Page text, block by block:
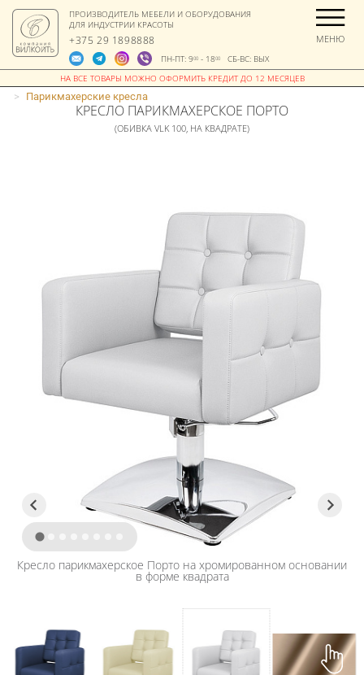
ПРОИЗВОДИТЕЛЬ МЕБЕЛИ И ОБОРУДОВАНИЯ
ДЛЯ ИНДУСТРИИ КРАСОТЫ
+375 29 1898888
ПН-ПТ: 900- 1800СБ-ВС: ВЫХ
МЕНЮ
> Парикмахерские кресла
КРЕСЛО ПАРИКМАХЕРСКОЕ ПОРТО
(ОБИВКА VLK 100, НА КВАДРАТЕ)
Кресло парикмахерское Порто на хромированном основании
в форме квадрата